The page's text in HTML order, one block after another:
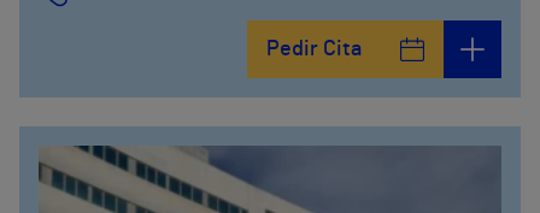
Pedir Cita